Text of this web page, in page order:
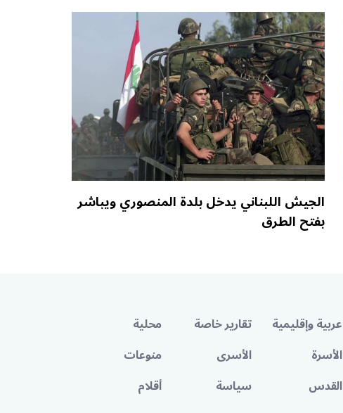
الجيش اللبناني يدخل بلدة المنصوري ويباشر
بفتح الطرق
عربية وإقليمية تقارير خاصة
محلية
الأسرة الأسرى
منوعات
القدس سياسة
أقلام